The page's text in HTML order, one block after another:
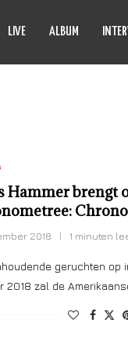
LIVE ALBUM
Hammer brengt
2018 1 minuten
geruchten op
2018 zal de